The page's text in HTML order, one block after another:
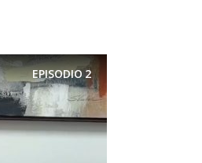
EPISODIO 2